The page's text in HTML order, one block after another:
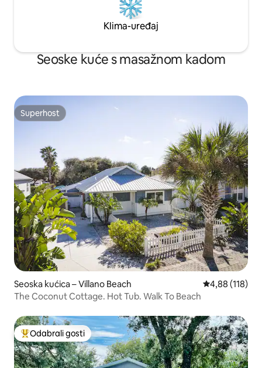
Klima-uređaj
Seoske kuće s masažnom kadom
Superhost
Superhost
Seoska kućica – Villano Beach Prosječna
4,88 (118)
The Coconut Cottage. Hot Tub. Walk To Beach
Među najviše rangiranima s oznakom „Odabrali gosti”
Odabrali gosti